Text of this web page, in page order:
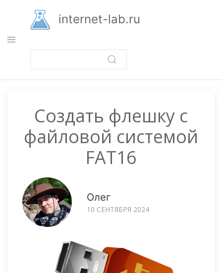
основному
содержанию
internet-lab.ru
Создать флешку с
файловой системой
FAT16
Олег
10 СЕНТЯБРЯ 2024